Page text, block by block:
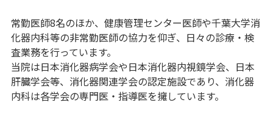
常勤医師8名のほか、健康管理センター医師や千葉大学消
化器内科等の非常勤医師の協力を仰ぎ、日々の診療・検
査業務を行っています。
当院は日本消化器病学会や日本消化器内視鏡学会、日本
肝臓学会等、消化器関連学会の認定施設であり、消化器
内科は各学会の専門医・指導医を擁しています。